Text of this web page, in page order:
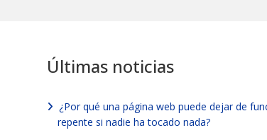
Últimas noticias
¿Por qué una página web puede dejar de
repente si nadie ha tocado nada?